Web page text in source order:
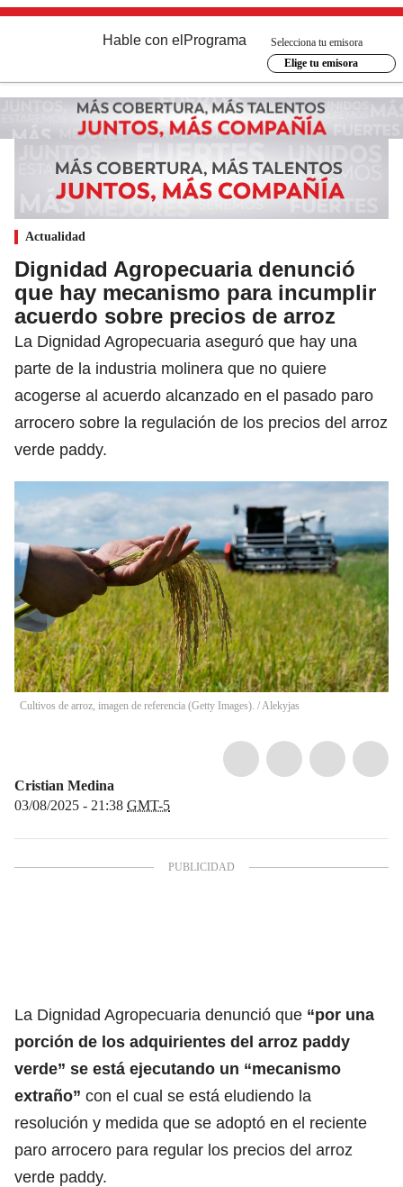
Hable con el Programa
Selecciona tu emisora
Elige tu emisora
Actualidad
Dignidad Agropecuaria denunció
que hay mecanismo para incumplir
acuerdo sobre precios de arroz
La Dignidad Agropecuaria aseguró que hay una
parte de la industria molinera que no quiere
acogerse al acuerdo alcanzado en el pasado paro
arrocero sobre la regulación de los precios del arroz
verde paddy.
Cultivos de arroz, imagen de referencia (Getty Images). /Alekyjas
Cristian Medina
03/08/2025 - 21:38 GMT-5
La Dignidad Agropecuaria denunció que “por una
porción de los adquirientes del arroz paddy
verde” se está ejecutando un “mecanismo
extraño” con el cual se está eludiendo la
resolución y medida que se adoptó en el reciente
paro arrocero para regular los precios del arroz
verde paddy.